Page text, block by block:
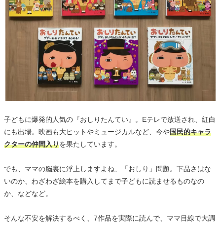
子どもに爆発的人気の『おしりたんてい』。Eテレで放送され、紅白
にも出場。映画も大ヒットやミュージカルなど、今や国民的キャラ
クターの仲間入りを果たしています。
でも、ママの脳裏に浮上しますよね、「おしり」問題。下品さはな
いのか、わざわざ絵本を購入してまで子どもに読ませるものなの
か、などなど。
そんな不安を解決するべく、7作品を実際に読んで、ママ目線で大調